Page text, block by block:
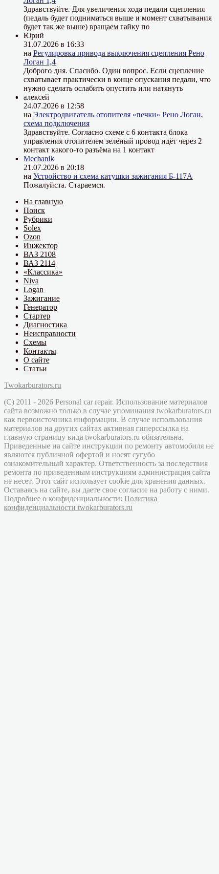
Здравствуйте. Для увеличения хода педали сцепления
(педаль будет подниматься выше и момент схватывания
будет так же выше) вращаем гайку по
Юрий
31.07.2026 в 16:33
на Регулировка привода выключения сцепления Рено
Логан 1,4
Доброго дня. Спасибо. Один вопрос. Если сцепление
схватывает практически в конце опускания педали, что
нужно сделать ослабить опустить или натянуть
алексей
24.07.2026 в 12:58
на Электродвигатель отопителя «печки» Рено Логан,
схема подключения
Здравствуйте. Согласно схеме с 6 контакта блока
управления отопителем зелёный провод идёт через 2
контакт какого-то разъёма на 1 контакт
Mechanik
21.07.2026 в 20:18
на Устройство и схема катушки зажигания Б-117А
Пожалуйста. Стараемся.
На главную
Поиск
Рубрики
Solex
Ozon
Инжектор
ВАЗ 2108
ВАЗ 2114
«Классика»
Niva
Logan
Зажигание
Генератор
Стартер
Диагностика
Неисправности
Схемы
Контакты
О сайте
Статьи
Twokarburators.ru
(C) 2011 - 2026 Personal car repair. Использование материалов
сайта возможно только в случае упоминания twokarburators.ru
как первоисточника информации. В случае использования
материалов на других сайтах активная гиперссылка на
главную страницу вида twokarburators.ru обязательна.
Приведенные на сайте инструкции по ремонту автомобиля не
являются публичной офертой и носят сугубо
ознакомительный характер. Ответственность за последствия
ремонта по приведенным инструкциям администрация сайта
не несет. Этот сайт использует cookie для хранения данных.
Оставаясь на сайте, вы даете свое согласие на работу с ними.
Подробнее о конфиденциальности: Политика
конфиденциальности twokarburators.ru